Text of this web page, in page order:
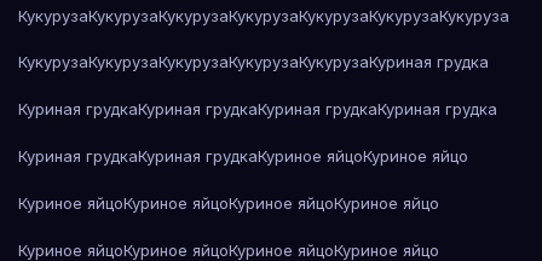
КукурузаКукурузаКукурузаКукурузаКукурузаКукурузаКукуруза
КукурузаКукурузаКукурузаКукурузаКукурузаКуриная грудка
Куриная грудкаКуриная грудкаКуриная грудкаКуриная грудка
Куриная грудкаКуриная грудкаКуриное яйцоКуриное яйцо
Куриное яйцоКуриное яйцоКуриное яйцоКуриное яйцо
Куриное яйцоКуриное яйцоКуриное яйцоКуриное яйцо